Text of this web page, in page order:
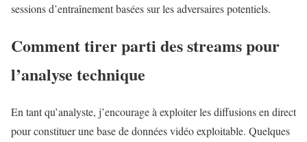
sessions d’entraînement basées sur les adversaires potentiels.
Comment tirer parti des streams pour
l’analyse technique
En tant qu’analyste, j’encourage à exploiter les diffusions en direct
pour constituer une base de données vidéo exploitable. Quelques